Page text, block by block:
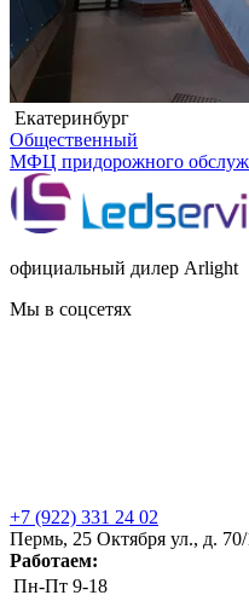
Екатеринбург
Общественный
МФЦ придорожного
официальный дилер Arlight
Мы в соцсетях
+7 (922) 331 24 02
Пермь, 25 Октября ул., д.
Работаем:
Пн-Пт 9-18